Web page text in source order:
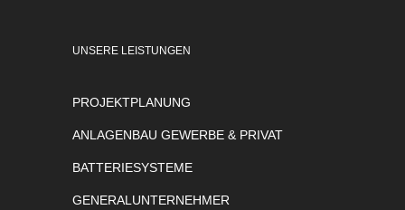
UNSERE LEISTUNGEN
PROJEKTPLANUNG
ANLAGENBAU GEWERBE & PRIVAT
BATTERIESYSTEME
GENERALUNTERNEHMER